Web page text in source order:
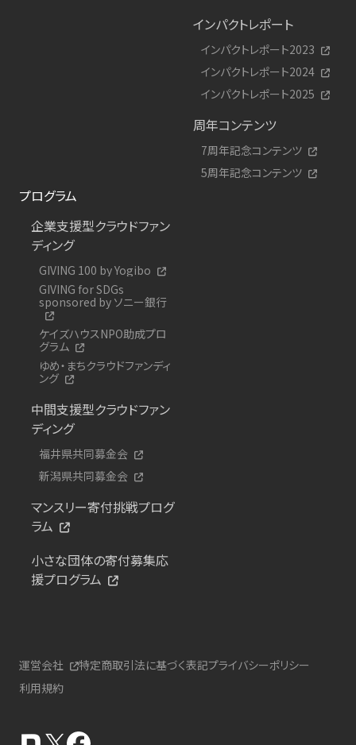
インパクトレポート
インパクトレポート2023
インパクトレポート2024
インパクトレポート2025
周年コンテンツ
7周年記念コンテンツ
5周年記念コンテンツ
プログラム
企業支援型クラウドファン
ディング
GIVING 100 by Yogibo
GIVING for SDGs
sponsored by ソニー銀行
ケイズハウスNPO助成プロ
グラム
ゆめ・まちクラウドファンディ
ング
中間支援型クラウドファン
ディング
福井県共同募金会
新潟県共同募金会
マンスリー寄付挑戦プログ
ラム
小さな団体の寄付募集応
援プログラム
運営会社 特定商取引法に基づく表記プライバシーポリシー
利用規約